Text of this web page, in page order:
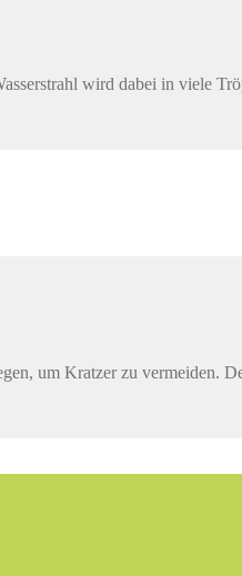
wird dabei in viele
um Kratzer zu vermeiden.